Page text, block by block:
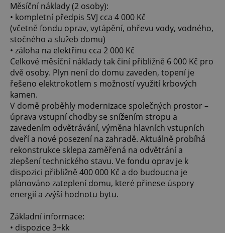
Měsíční náklady (2 osoby):
• kompletní předpis SVJ cca 4 000 Kč
(včetně fondu oprav, vytápění, ohřevu vody, vodného,
stočného a služeb domu)
• záloha na elektřinu cca 2 000 Kč
Celkové měsíční náklady tak činí přibližně 6 000 Kč pro
dvě osoby. Plyn není do domu zaveden, topení je
řešeno elektrokotlem s možností využití krbových
kamen.
V domě proběhly modernizace společných prostor –
úprava vstupní chodby se snížením stropu a
zavedením odvětrávání, výměna hlavních vstupních
dveří a nové posezení na zahradě. Aktuálně probíhá
rekonstrukce sklepa zaměřená na odvětrání a
zlepšení technického stavu. Ve fondu oprav je k
dispozici přibližně 400 000 Kč a do budoucna je
plánováno zateplení domu, které přinese úspory
energií a zvýší hodnotu bytu.
Základní informace:
• dispozice 3+kk